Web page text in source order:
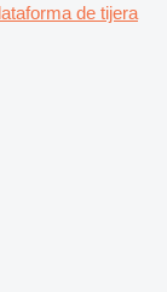
de tijera